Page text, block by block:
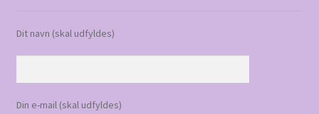
Dit navn (skal udfyldes)
Din e-mail (skal udfyldes)